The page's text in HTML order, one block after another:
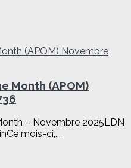
Month (APOM)
– Novembre 2025LDN
mois-ci,...